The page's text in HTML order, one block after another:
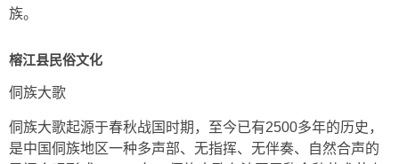
族。
榕江县民俗文化
侗族大歌
侗族大歌起源于春秋战国时期，至今已有2500多年的历史，
是中国侗族地区一种多声部、无指挥、无伴奏、自然合声的